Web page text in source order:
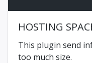
HOSTING
This plugin send
too much size.